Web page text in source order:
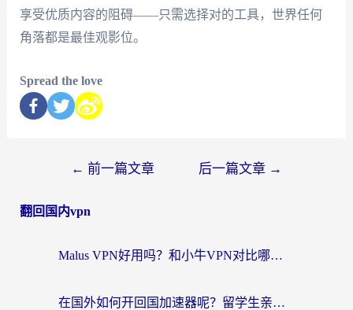
享受优质内容的阻碍——只需选择对的工具，世界任何
角落都是最佳观影位。
Spread the love
← 前一篇文章 后一篇文章 →
翻回国内vpn
Malus VPN好用吗？和小牛VPN对比哪个回国效果更好？海外党亲测实用指南
在国外如何开回国加速器呢？留学生亲测的无缝访问国内资源指南